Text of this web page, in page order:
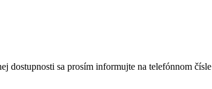
dostupnosti sa prosím informujte na telefónnom čísle